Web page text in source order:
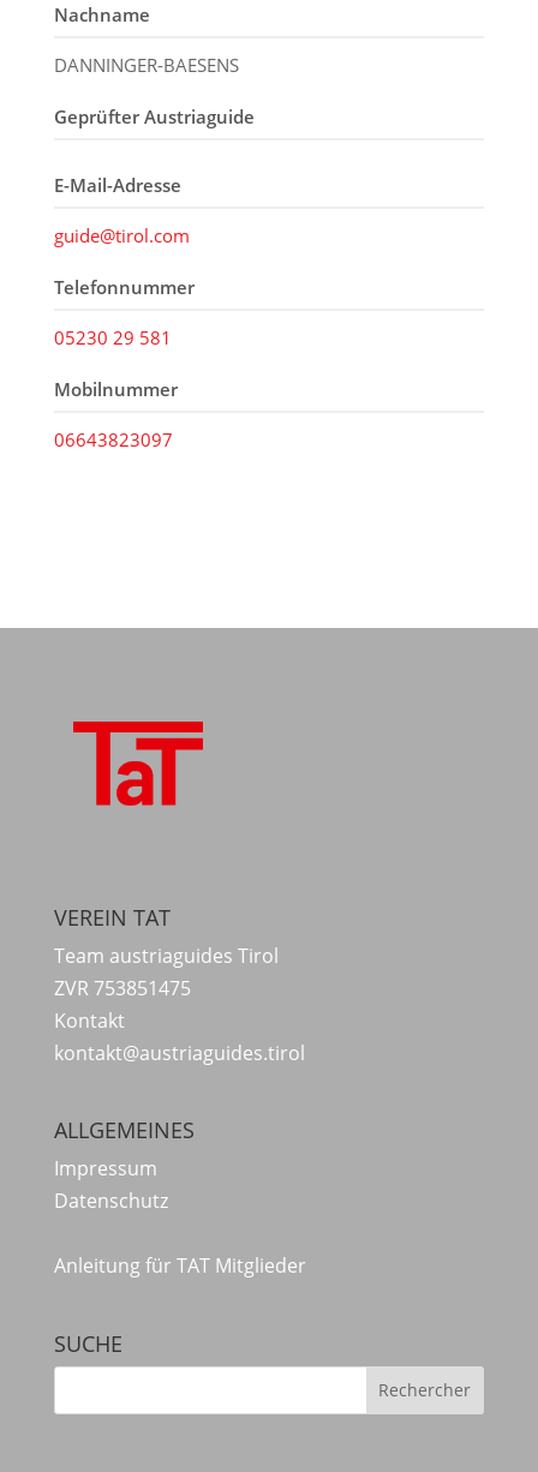
Nachname
DANNINGER-BAESENS
Geprüfter Austriaguide
E-Mail-Adresse
guide@tirol.com
Telefonnummer
05230 29 581
Mobilnummer
06643823097
VEREIN TAT
Team austriaguides Tirol
ZVR 753851475
Kontakt
kontakt@austriaguides.tirol
ALLGEMEINES
Impressum
Datenschutz
Anleitung für TAT Mitglieder
SUCHE